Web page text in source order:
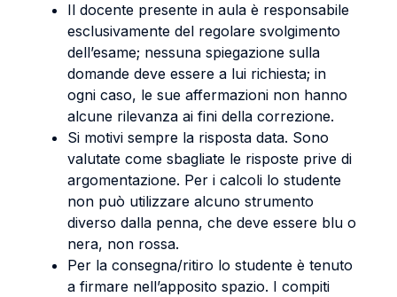
Il docente presente in aula è responsabile
esclusivamente del regolare svolgimento
dell’esame; nessuna spiegazione sulla
domande deve essere a lui richiesta; in
ogni caso, le sue affermazioni non hanno
alcune rilevanza ai fini della correzione.
Si motivi sempre la risposta data. Sono
valutate come sbagliate le risposte prive di
argomentazione. Per i calcoli lo studente
non può utilizzare alcuno strumento
diverso dalla penna, che deve essere blu o
nera, non rossa.
Per la consegna/ritiro lo studente è tenuto
a firmare nell’apposito spazio. I compiti